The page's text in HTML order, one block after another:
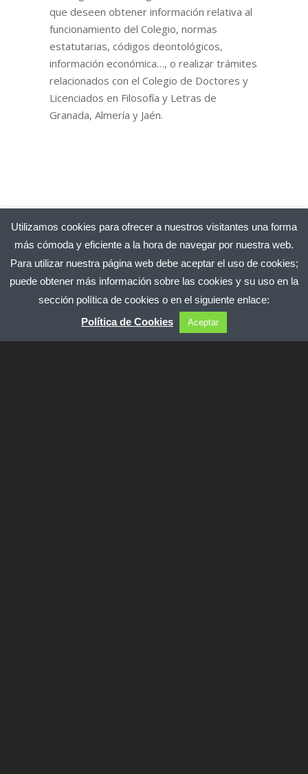
que deseen obtener información relativa al
funcionamiento del Colegio, normas
estatutarias, códigos deontológicos,
información económica…, o realizar trámites
relacionados con el Colegio de Doctores y
Licenciados en Filosofía y Letras de
Granada, Almería y Jaén.
Utilizamos cookies para ofrecer a nuestros visitantes una forma
más cómoda y eficiente a la hora de navegar por nuestra web.
Para utilizar nuestra página web debe aceptar el uso de cookies;
puede obtener más información sobre las cookies y su uso en la
sección política de cookies o en el siguiente enlace:
Política de Cookies
Aceptar